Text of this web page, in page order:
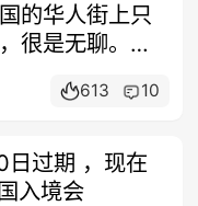
的华人街上只
很是无聊。我
613 10
过期 ，现在
入境会